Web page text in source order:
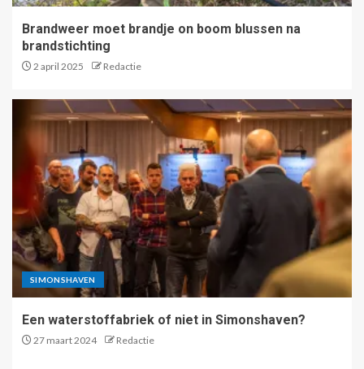
Brandweer moet brandje on boom blussen na
brandstichting
2 april 2025 Redactie
SIMONSHAVEN
Een waterstoffabriek of niet in Simonshaven?
27 maart 2024 Redactie